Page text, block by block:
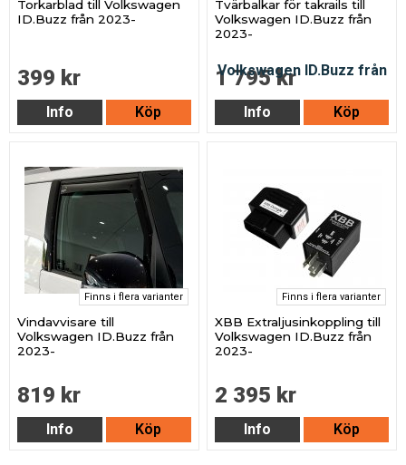
Torkarblad till Volkswagen
ID.Buzz från 2023-
399 kr
Info Köp
Tvärbalkar för takrails till
Volkswagen ID.Buzz från
2023-
1 795 kr
Info Köp
Finns i flera varianter
Vindavvisare till
Volkswagen ID.Buzz från
2023-
819 kr
Info Köp
Finns i flera varianter
XBB Extraljusinkoppling till
Volkswagen ID.Buzz från
2023-
2 395 kr
Info Köp